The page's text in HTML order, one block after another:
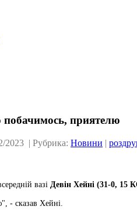
побачимось, приятелю
2023 | Рубрика: Новини |
вазі Девін Хейні (31-0, 15
- сказав Хейні.